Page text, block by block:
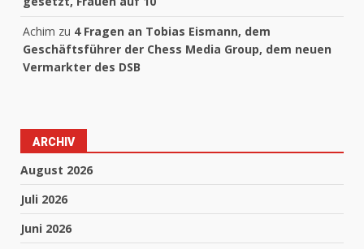
Achim zu 4 Fragen an Tobias Eismann, dem
Geschäftsführer der Chess Media Group, dem neuen
Vermarkter des DSB
ARCHIV
August 2026
Juli 2026
Juni 2026